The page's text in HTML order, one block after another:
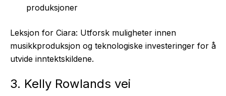
produksjoner
Leksjon for Ciara: Utforsk muligheter innen
musikkproduksjon og teknologiske investeringer for å
utvide inntektskildene.
3. Kelly Rowlands vei